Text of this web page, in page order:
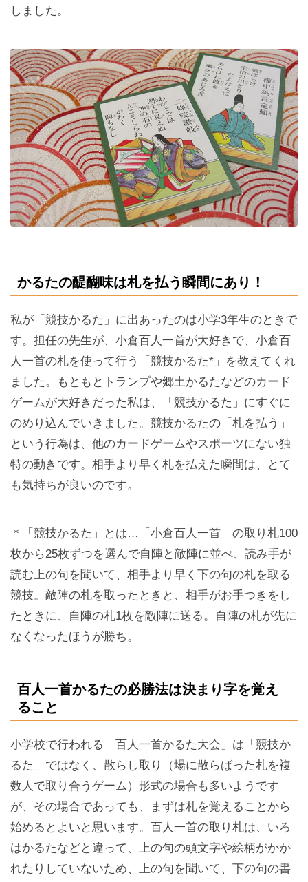
しました。
かるたの醍醐味は札を払う瞬間にあり！
私が「競技かるた」に出あったのは小学3年生のときで
す。担任の先生が、小倉百人一首が大好きで、小倉百
人一首の札を使って行う「競技かるた*」を教えてくれ
ました。もともとトランプや郷土かるたなどのカード
ゲームが大好きだった私は、「競技かるた」にすぐに
のめり込んでいきました。競技かるたの「札を払う」
という行為は、他のカードゲームやスポーツにない独
特の動きです。相手より早く札を払えた瞬間は、とて
も気持ちが良いのです。
＊「競技かるた」とは…「小倉百人一首」の取り札100
枚から25枚ずつを選んで自陣と敵陣に並べ、読み手が
読む上の句を聞いて、相手より早く下の句の札を取る
競技。敵陣の札を取ったときと、相手がお手つきをし
たときに、自陣の札1枚を敵陣に送る。自陣の札が先に
なくなったほうが勝ち。
百人一首かるたの必勝法は決まり字を覚え
ること
小学校で行われる「百人一首かるた大会」は「競技か
るた」ではなく、散らし取り（場に散らばった札を複
数人で取り合うゲーム）形式の場合も多いようです
が、その場合であっても、まずは札を覚えることから
始めるとよいと思います。百人一首の取り札は、いろ
はかるたなどと違って、上の句の頭文字や絵柄がかか
れたりしていないため、上の句を聞いて、下の句の書